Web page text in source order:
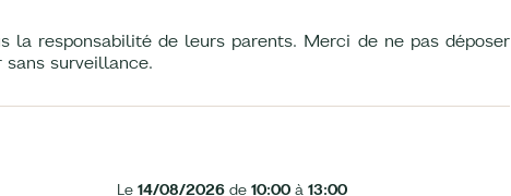
la responsabilité de leurs parents. Merci de ne pas déposer
surveillance.
Le 14/08/2026 de 10:00 à 13:00